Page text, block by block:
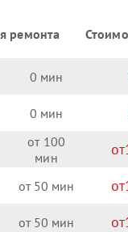
ремонта
0
0
100
50
50